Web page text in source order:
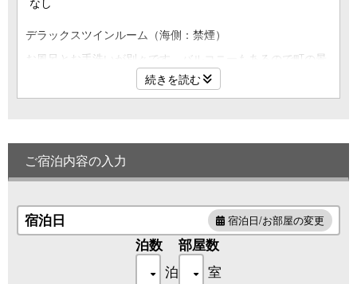
デラックスツインルーム（海側：禁煙）
お風呂とお手洗いが別々です。バルコニーもあるので町の景
観がお楽しみいただけます。
※空調は一括管理となります（夏季は冷房/冬季は暖房）。
続きを読む
ご宿泊内容の入力
宿泊日 宿泊日/お部屋の変更
泊数
泊
部屋数
室